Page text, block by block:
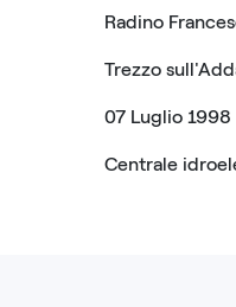
Radino
Trezzo
07 Luglio 1998
Centrale